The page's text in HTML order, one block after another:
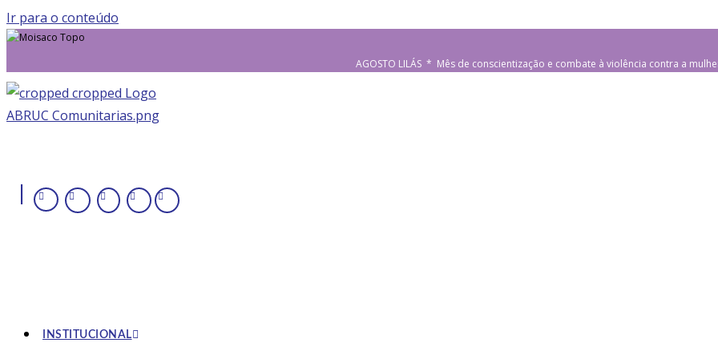
Ir para o conteúdo
AGOSTO LILÁS * Mês de conscientização e combate à violência contra a
|
INSTITUCIONAL